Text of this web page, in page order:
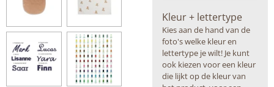
Kleur + lettertype
Kies aan de hand van de
foto's welke kleur en
lettertype je wilt! Je kunt
ook kiezen voor een kleur
die lijkt op de kleur van